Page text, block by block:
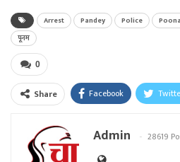
Arrest Pandey Police
पूनम
0
Share Facebook
Admin 28619